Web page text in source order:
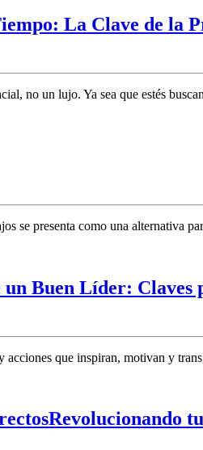
La Clave de la
no un lujo. Ya sea que estés
se presenta como una alternativa
un Buen Líder:
acciones que inspiran, motivan y
Revolucionando